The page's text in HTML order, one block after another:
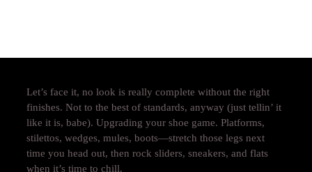
Let’s face it, no look is really complete without the right
finishes. Not to the best of standards, anyway (just tellin’ it
like it is, babe). Upgrading your shoe game. Platforms,
stilettos, wedges, mules, boots—stretch those legs next
time you head out, then rock sliders, sneakers, and flats
when it’s time to chill.